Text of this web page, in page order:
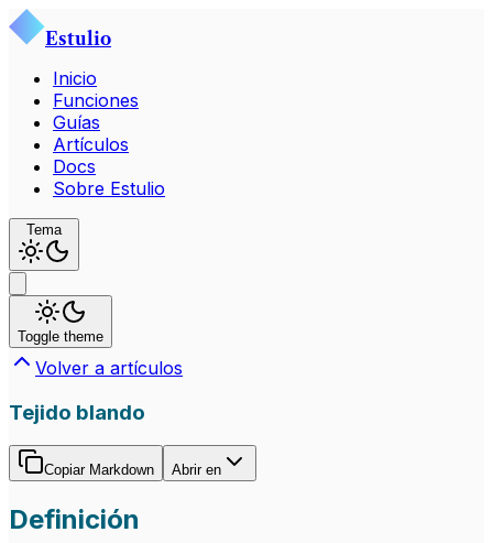
Estulio
Inicio
Funciones
Guías
Artículos
Docs
Sobre Estulio
Tema
Toggle theme
Volver a artículos
Tejido blando
Copiar Markdown Abrir en
Definición